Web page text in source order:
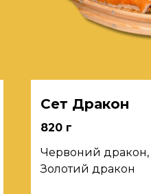
Сет Дракон
820 г
Червоний
Золотий дракон